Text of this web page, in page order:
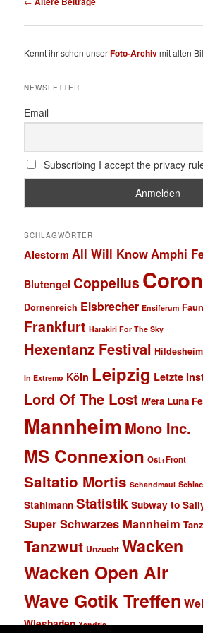
Kennt ihr schon unserFoto-Archivmit alten
NEWSLETTER
Email
Subscribing I accept the privacy
SCHLAGWÖRTER
Alestorm All Will KnowAmphi
Blutengel Coppelius
Dornenreich Eisbrecher Ensiferum Faun
Frankfurt Harakiri For The Sky
Hexentanz Festival Hildesheim
In Extremo Köln Leipzig Letzte
Lord Of The Lost M'era Luna
Mannheim Mono Inc.
MS Connexion Ost+Front
Saltatio Mortis Schandmaul
Stahlmann Statistik Subway to
Super Schwarzes Mannheim
Tanzwut Unzucht Wacken
Wacken Open Air
Wave Gotik Treffen
Wiesbaden Xandria